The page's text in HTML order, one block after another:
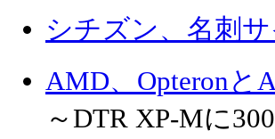
シチズン、名刺
AMD、Opteronと
～DTR XP-Mに